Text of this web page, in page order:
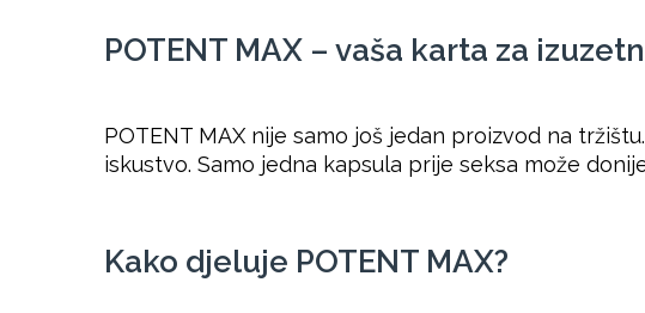
POTENT MAX – vaša karta za
POTENT MAX nije samo još jedan proizvod na
iskustvo. Samo jedna kapsula prije seksa može
Kako djeluje POTENT MAX?